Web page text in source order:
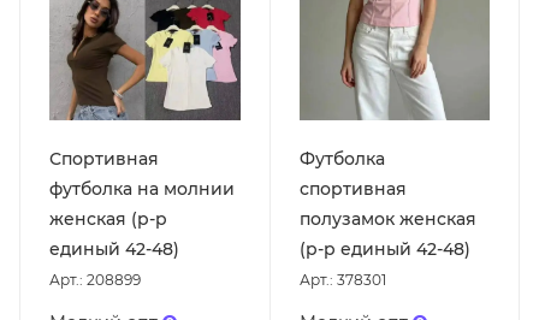
Спортивная
футболка на молнии
женская (р-р
единый 42-48)
Арт.: 208899
Футболка
спортивная
полузамок женская
(р-р единый 42-48)
Арт.: 378301